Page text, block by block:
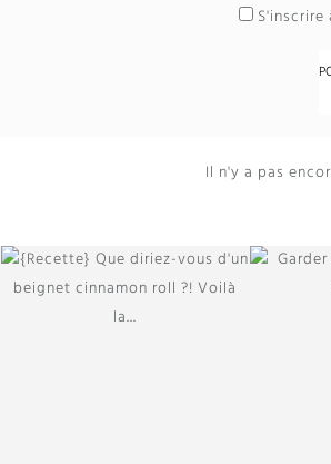
S'inscrire
Il n'y a pas